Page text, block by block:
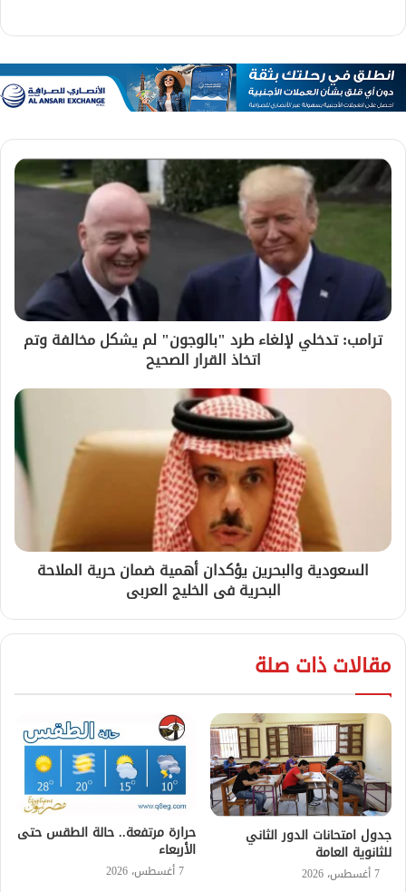
ترامب: تدخلي لإلغاء طرد "بالوجون" لم يشكل مخالفة وتم
اتخاذ القرار الصحيح
السعودية والبحرين يؤكدان أهمية ضمان حرية الملاحة
البحرية فى الخليج العربى
مقالات ذات صلة
جدول امتحانات الدور الثاني
للثانوية العامة
7 أغسطس، 2026
حرارة مرتفعة.. حالة الطقس حتى
الأربعاء
7 أغسطس، 2026